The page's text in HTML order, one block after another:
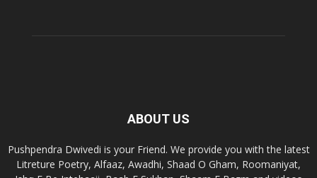
ABOUT US
Pushpendra Dwivedi is your Friend. We provide you with the latest
Litreture Poetry, Alfaaz, Awadhi, Shaad O Gham, Roomaniyat,